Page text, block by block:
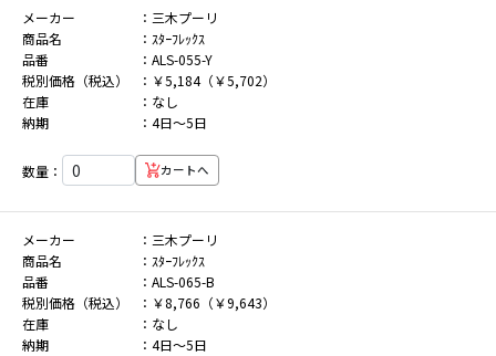
メーカー
三木プーリ
商品名
ｽﾀｰﾌﾚｯｸｽ
品番
ALS-055-Y
税別価格（税込）
￥5,184（￥5,702）
在庫
なし
納期
4日～5日
数量： カートへ
メーカー
三木プーリ
商品名
ｽﾀｰﾌﾚｯｸｽ
品番
ALS-065-B
税別価格（税込）
￥8,766（￥9,643）
在庫
なし
納期
4日～5日